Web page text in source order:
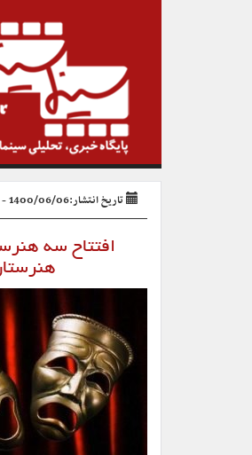
تاریخ انتشار:1400/06/06 - 15:36
افتتاح سه